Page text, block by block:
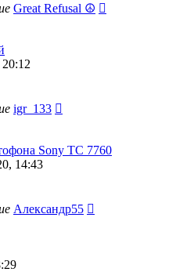
Great Refusal ☮
igr_133
Sony TC 7760
14:43
Александр55